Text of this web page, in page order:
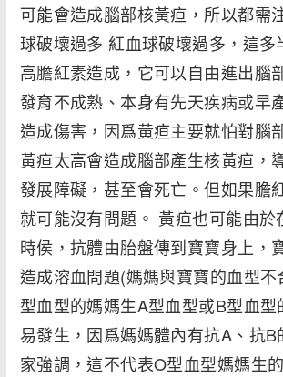
可能會造成腦部核黃疸，所以都需
球破壞過多 紅血球破壞過多，這多
高膽紅素造成，它可以自由進出腦
發育不成熟、本身有先天疾病或早
造成傷害，因爲黃疸主要就怕對腦
黃疸太高會造成腦部產生核黃疸，
發展障礙，甚至會死亡。但如果膽
就可能沒有問題。 黃疸也可能由於
時侯，抗體由胎盤傳到寶寶身上，
造成溶血問題(媽媽與寶寶的血型
型血型的媽媽生A型血型或B型血型
易發生，因爲媽媽體內有抗A、抗
家強調，這不代表O型血型媽媽生